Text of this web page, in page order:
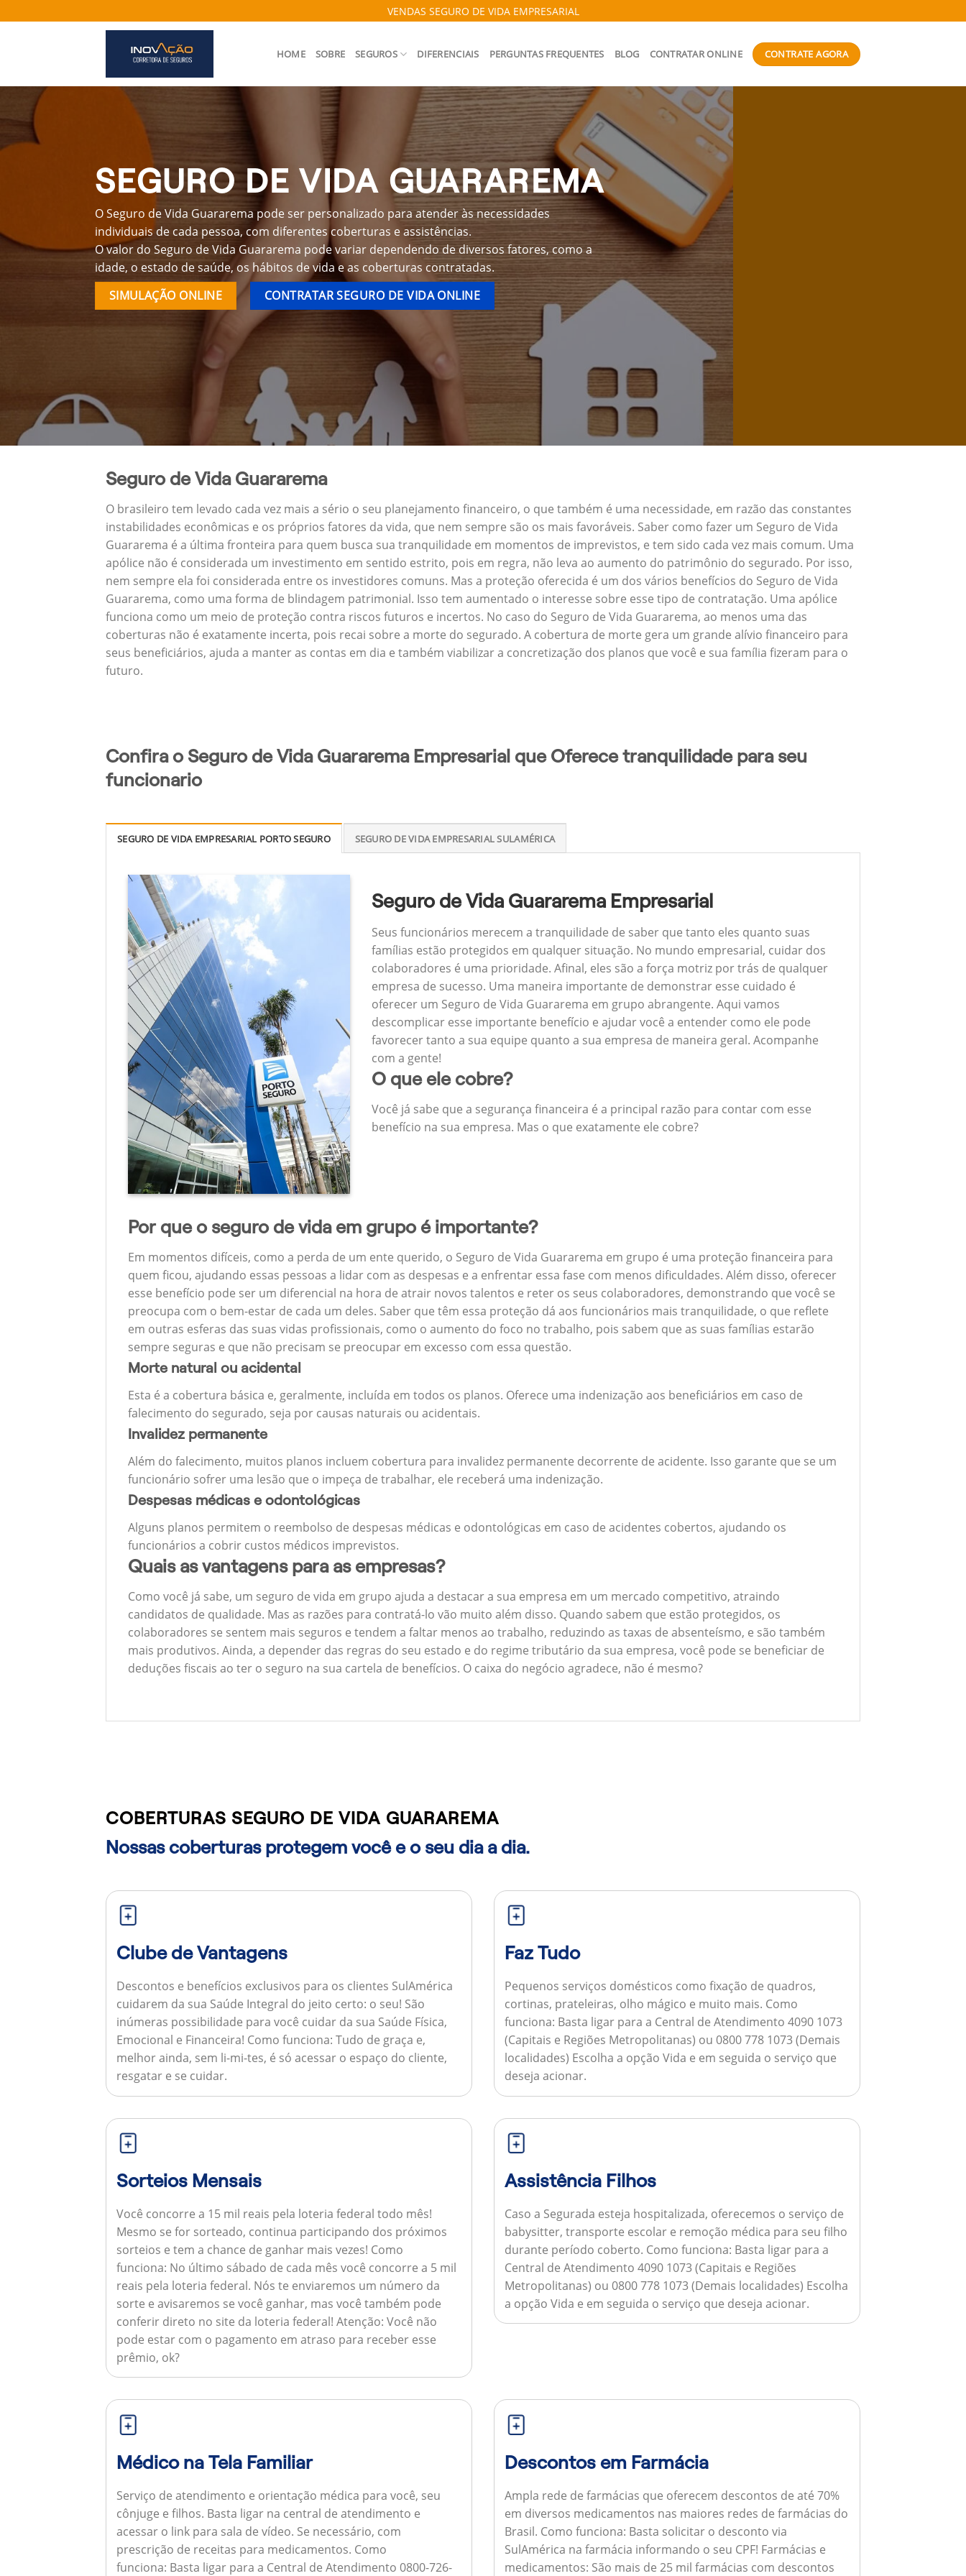
to
VENDAS SEGURO DE VIDA EMPRESARIAL
HOME SOBRE SEGUROS DIFERENCIAIS PERGUNTAS FREQUENTES BLOG CONTRATAR ONLINE CONTRATE AGORA
SEGURO DE VIDA GUARAREMA
O Seguro de Vida Guararema pode ser personalizado para atender às necessidades
individuais de cada pessoa, com diferentes coberturas e assistências.
O valor do Seguro de Vida Guararema pode variar dependendo de diversos fatores, como a
idade, o estado de saúde, os hábitos de vida e as coberturas contratadas.
SIMULAÇÃO ONLINE
CONTRATAR SEGURO DE VIDA ONLINE
Seguro de Vida Guararema
O brasileiro tem levado cada vez mais a sério o seu planejamento financeiro, o que também é uma necessidade, em razão das constantes
instabilidades econômicas e os próprios fatores da vida, que nem sempre são os mais favoráveis. Saber como fazer um Seguro de Vida
Guararema é a última fronteira para quem busca sua tranquilidade em momentos de imprevistos, e tem sido cada vez mais comum. Uma
apólice não é considerada um investimento em sentido estrito, pois em regra, não leva ao aumento do patrimônio do segurado. Por isso,
nem sempre ela foi considerada entre os investidores comuns. Mas a proteção oferecida é um dos vários benefícios do Seguro de Vida
Guararema, como uma forma de blindagem patrimonial. Isso tem aumentado o interesse sobre esse tipo de contratação. Uma apólice
funciona como um meio de proteção contra riscos futuros e incertos. No caso do Seguro de Vida Guararema, ao menos uma das
coberturas não é exatamente incerta, pois recai sobre a morte do segurado. A cobertura de morte gera um grande alívio financeiro para
seus beneficiários, ajuda a manter as contas em dia e também viabilizar a concretização dos planos que você e sua família fizeram para o
futuro.
Confira o Seguro de Vida Guararema Empresarial que Oferece tranquilidade para seu
funcionario
SEGURO DE VIDA EMPRESARIAL PORTO SEGURO SEGURO DE VIDA EMPRESARIAL SULAMÉRICA
Seguro de Vida Guararema Empresarial
Seus funcionários merecem a tranquilidade de saber que tanto eles quanto suas
famílias estão protegidos em qualquer situação. No mundo empresarial, cuidar dos
colaboradores é uma prioridade. Afinal, eles são a força motriz por trás de qualquer
empresa de sucesso. Uma maneira importante de demonstrar esse cuidado é
oferecer um Seguro de Vida Guararema em grupo abrangente. Aqui vamos
descomplicar esse importante benefício e ajudar você a entender como ele pode
favorecer tanto a sua equipe quanto a sua empresa de maneira geral. Acompanhe
com a gente!
O que ele cobre?
Você já sabe que a segurança financeira é a principal razão para contar com esse
benefício na sua empresa. Mas o que exatamente ele cobre?
Por que o seguro de vida em grupo é importante?
Em momentos difíceis, como a perda de um ente querido, o Seguro de Vida Guararema em grupo é uma proteção financeira para
quem ficou, ajudando essas pessoas a lidar com as despesas e a enfrentar essa fase com menos dificuldades. Além disso, oferecer
esse benefício pode ser um diferencial na hora de atrair novos talentos e reter os seus colaboradores, demonstrando que você se
preocupa com o bem-estar de cada um deles. Saber que têm essa proteção dá aos funcionários mais tranquilidade, o que reflete
em outras esferas das suas vidas profissionais, como o aumento do foco no trabalho, pois sabem que as suas famílias estarão
sempre seguras e que não precisam se preocupar em excesso com essa questão.
Morte natural ou acidental
Esta é a cobertura básica e, geralmente, incluída em todos os planos. Oferece uma indenização aos beneficiários em caso de
falecimento do segurado, seja por causas naturais ou acidentais.
Invalidez permanente
Além do falecimento, muitos planos incluem cobertura para invalidez permanente decorrente de acidente. Isso garante que se um
funcionário sofrer uma lesão que o impeça de trabalhar, ele receberá uma indenização.
Despesas médicas e odontológicas
Alguns planos permitem o reembolso de despesas médicas e odontológicas em caso de acidentes cobertos, ajudando os
funcionários a cobrir custos médicos imprevistos.
Quais as vantagens para as empresas?
Como você já sabe, um seguro de vida em grupo ajuda a destacar a sua empresa em um mercado competitivo, atraindo
candidatos de qualidade. Mas as razões para contratá-lo vão muito além disso. Quando sabem que estão protegidos, os
colaboradores se sentem mais seguros e tendem a faltar menos ao trabalho, reduzindo as taxas de absenteísmo, e são também
mais produtivos. Ainda, a depender das regras do seu estado e do regime tributário da sua empresa, você pode se beneficiar de
deduções fiscais ao ter o seguro na sua cartela de benefícios. O caixa do negócio agradece, não é mesmo?
COBERTURAS SEGURO DE VIDA GUARAREMA
Nossas coberturas protegem você e o seu dia a dia.
Clube de Vantagens
Descontos e benefícios exclusivos para os clientes SulAmérica
cuidarem da sua Saúde Integral do jeito certo: o seu! São
inúmeras possibilidade para você cuidar da sua Saúde Física,
Emocional e Financeira! Como funciona: Tudo de graça e,
melhor ainda, sem li-mi-tes, é só acessar o espaço do cliente,
resgatar e se cuidar.
Faz Tudo
Pequenos serviços domésticos como fixação de quadros,
cortinas, prateleiras, olho mágico e muito mais. Como
funciona: Basta ligar para a Central de Atendimento 4090 1073
(Capitais e Regiões Metropolitanas) ou 0800 778 1073 (Demais
localidades) Escolha a opção Vida e em seguida o serviço que
deseja acionar.
Sorteios Mensais
Você concorre a 15 mil reais pela loteria federal todo mês!
Mesmo se for sorteado, continua participando dos próximos
sorteios e tem a chance de ganhar mais vezes! Como
funciona: No último sábado de cada mês você concorre a 5 mil
reais pela loteria federal. Nós te enviaremos um número da
sorte e avisaremos se você ganhar, mas você também pode
conferir direto no site da loteria federal!Atenção: Você não
pode estar com o pagamento em atraso para receber esse
prêmio, ok?
Assistência Filhos
Caso a Segurada esteja hospitalizada, oferecemos o serviço de
babysitter, transporte escolar e remoção médica para seu filho
durante período coberto. Como funciona: Basta ligar para a
Central de Atendimento 4090 1073 (Capitais e Regiões
Metropolitanas) ou 0800 778 1073 (Demais localidades) Escolha
a opção Vida e em seguida o serviço que deseja acionar.
Médico na Tela Familiar
Serviço de atendimento e orientação médica para você, seu
cônjuge e filhos. Basta ligar na central de atendimento e
acessar o link para sala de vídeo. Se necessário, com
prescrição de receitas para medicamentos. Como
funciona: Basta ligar para a Central de Atendimento 0800-726-
Descontos em Farmácia
Ampla rede de farmácias que oferecem descontos de até 70%
em diversos medicamentos nas maiores redes de farmácias do
Brasil. Como funciona: Basta solicitar o desconto via
SulAmérica na farmácia informando o seu CPF! Farmácias e
medicamentos: São mais de 25 mil farmácias com descontos